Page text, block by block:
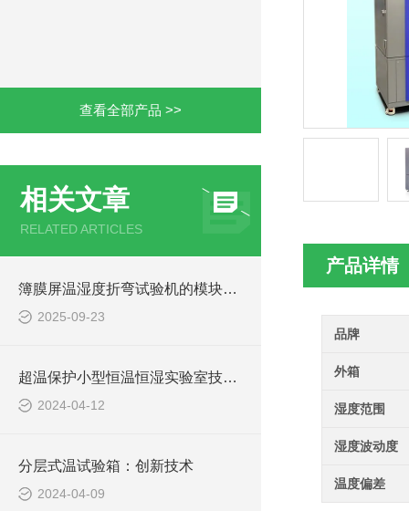
查看全部产品 >>
相关文章
RELATED ARTICLES
簿膜屏温湿度折弯试验机的模块化设计便于快速拆装维护
2025-09-23
超温保护小型恒温恒湿实验室技术探讨
2024-04-12
分层式温试验箱：创新技术
2024-04-09
产品详情
品牌
外箱
湿度范围
湿度波动度
温度偏差